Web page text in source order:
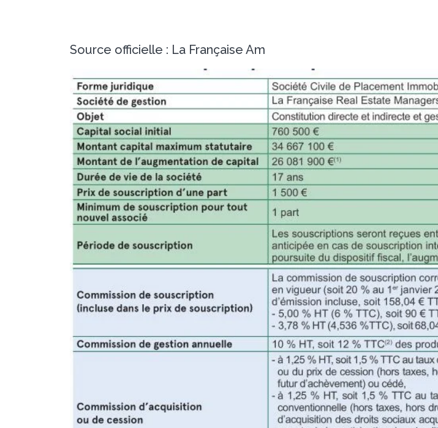
Source officielle : La Française Am